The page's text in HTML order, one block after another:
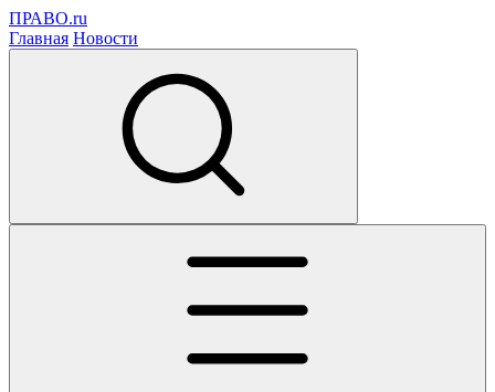
ПРАВО.ru
Главная Новости